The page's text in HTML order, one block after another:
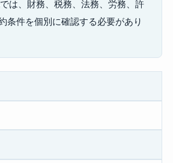
は、財務、税務、法務、労務、許
条件を個別に確認する必要があり